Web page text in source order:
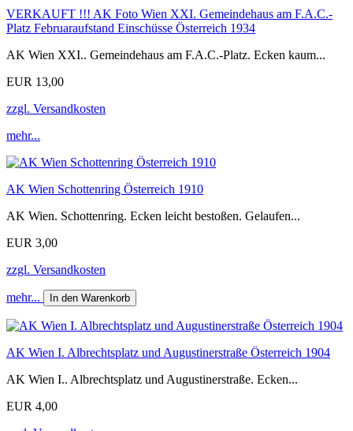
VERKAUFT !!! AK Foto Wien XXI. Gemeindehaus am F.A.C.-
Platz Februaraufstand Einschüsse Österreich 1934
AK Wien XXI.. Gemeindehaus am F.A.C.-Platz. Ecken kaum...
EUR 13,00
zzgl. Versandkosten
mehr...
AK Wien Schottenring Österreich 1910
AK Wien. Schottenring. Ecken leicht bestoßen. Gelaufen...
EUR 3,00
zzgl. Versandkosten
mehr... In den Warenkorb
AK Wien I. Albrechtsplatz und Augustinerstraße Österreich 1904
AK Wien I.. Albrechtsplatz und Augustinerstraße. Ecken...
EUR 4,00